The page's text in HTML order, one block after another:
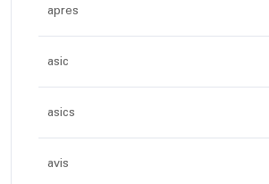
apres
asic
asics
avis